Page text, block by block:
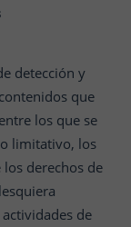
detección y
que
los que se
limitativo, los
derechos de
de